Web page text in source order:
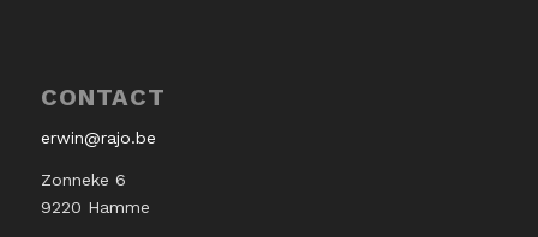
CONTACT
erwin@rajo.be
Zonneke 6
9220 Hamme